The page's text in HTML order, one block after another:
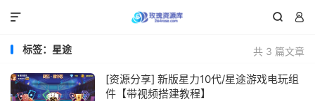
 

共 3 篇文章
标签：星途
[资源分享] 新版星力10代/星途游戏电玩组
件【带视频搭建教程】